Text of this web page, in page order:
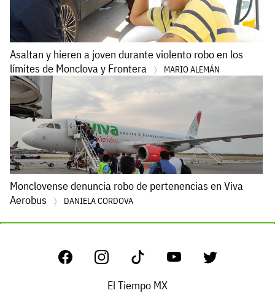
Asaltan y hieren a joven durante violento robo en los
límites de Monclova y Frontera
MARIO ALEMÁN
Monclovense denuncia robo de pertenencias en Viva
Aerobus
DANIELA CORDOVA
El Tiempo MX